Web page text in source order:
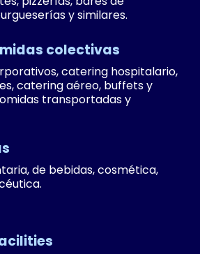
y similares.
colectivas
catering hospitalario,
catering aéreo, buffets y
transportadas y
de bebidas, cosmética,